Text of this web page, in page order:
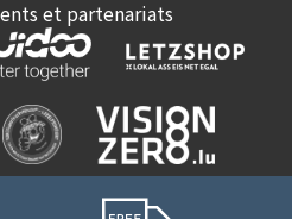
et partenariats